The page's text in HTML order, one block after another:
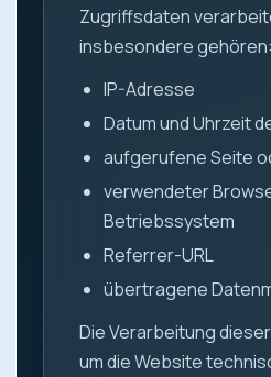
Zugriffsdaten
insbesondere gehören:
IP-Adresse
Datum und Uhrzeit
aufgerufene Seite
verwendeter
Betriebssystem
Referrer-URL
übertragene
Die Verarbeitung
um die Website